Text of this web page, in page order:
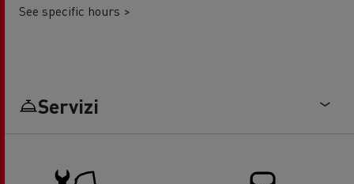
See specific hours >
Servizi